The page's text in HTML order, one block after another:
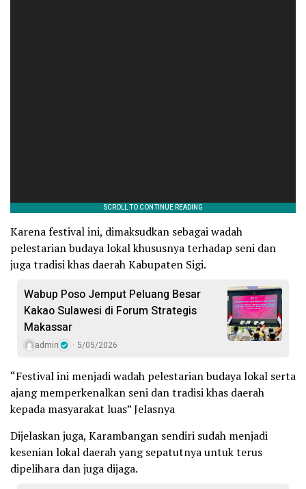
Karena festival ini, dimaksudkan sebagai wadah
pelestarian budaya lokal khususnya terhadap seni dan
juga tradisi khas daerah Kabupaten Sigi.
Wabup Poso Jemput Peluang Besar
Kakao Sulawesi di Forum Strategis
Makassar
admin 5/05/2026
“Festival ini menjadi wadah pelestarian budaya lokal serta
ajang memperkenalkan seni dan tradisi khas daerah
kepada masyarakat luas” Jelasnya
Dijelaskan juga, Karambangan sendiri sudah menjadi
kesenian lokal daerah yang sepatutnya untuk terus
dipelihara dan juga dijaga.